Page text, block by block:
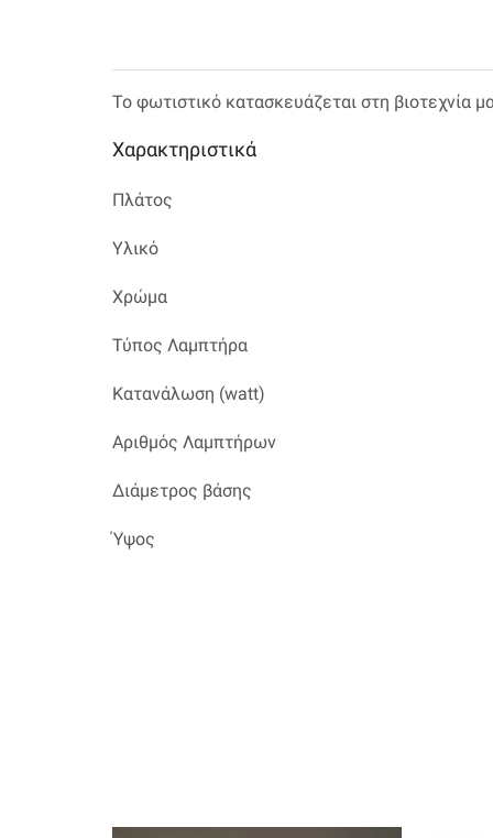
Το φωτιστικό κατασκευάζεται στη βιοτεχνία
Χαρακτηριστικά
Πλάτος
Υλικό
Χρώμα
Τύπος Λαμπτήρα
Κατανάλωση (watt)
Αριθμός Λαμπτήρων
Διάμετρος βάσης
Ύψος